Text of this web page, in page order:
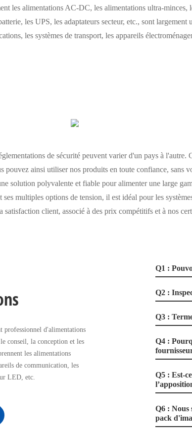
les alimentations AC-DC, les alimentations ultra-
les UPS, les adaptateurs secteur, etc., sont
les systèmes de transport, les appareils
de sécurité peuvent varier d'un pays à
pouvez ainsi utiliser nos produits en toute confiance, sans
solution polyvalente et fiable pour alimenter une large
multiples options de tension, il est idéal pour les
satisfaction client, associé à des prix compétitifs et à nos
professionnel d'alimentations
conseil, la conception et les
les alimentations
de communication, les
LED, etc.
Q1 :
Q2 :
Q3 :
Q4 :
Q5 : Est-
Q6 : Nous
pack